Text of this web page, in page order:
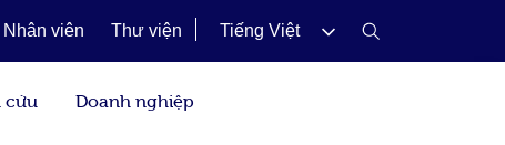
Nhân viên Thư viện Tiếng Việt
cứu Doanh nghiệp